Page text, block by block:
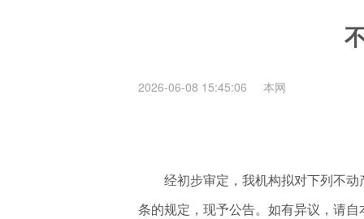
2026-06-08 15:45:06 本网
经初步审定，我机构拟对下列不动
条的规定，现予公告。如有异议，请